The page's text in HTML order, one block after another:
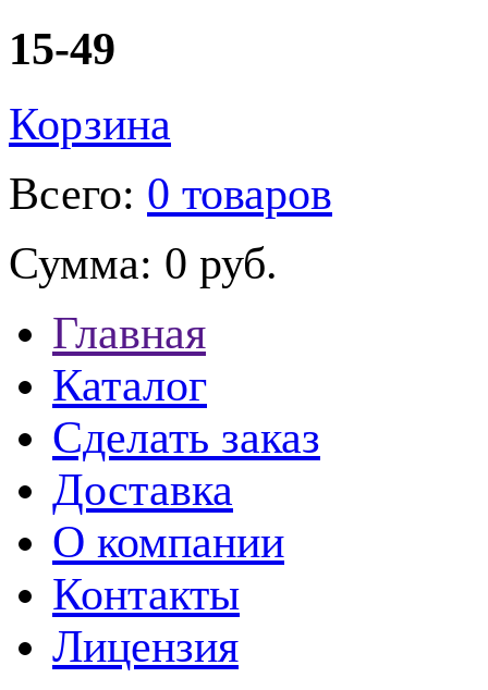
15-49
Корзина
Всего: 0 товаров
Сумма: 0 руб.
Главная
Каталог
Сделать заказ
Доставка
О компании
Контакты
Лицензия